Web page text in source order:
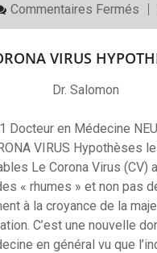
Commentaires FermésSur
VIRUS
Dr. Salomon
Docteur en Médecine
VIRUS Hypothèses
Le Corona Virus (CV)
« rhumes » et non pas
à la croyance de la
C’est une nouvelle
en général vu que